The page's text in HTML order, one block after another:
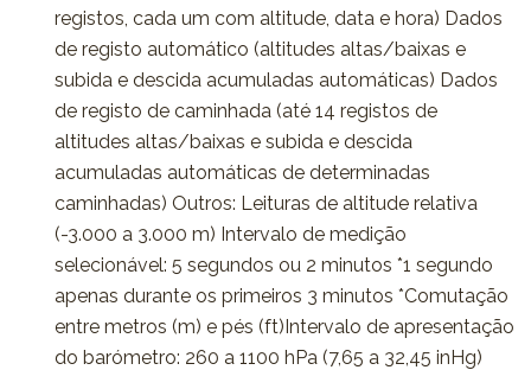
registos, cada um com altitude, data e hora) Dados
de registo automático (altitudes altas/baixas e
subida e descida acumuladas automáticas) Dados
de registo de caminhada (até 14 registos de
altitudes altas/baixas e subida e descida
acumuladas automáticas de determinadas
caminhadas) Outros: Leituras de altitude relativa
(-3.000 a 3.000 m) Intervalo de medição
selecionável: 5 segundos ou 2 minutos *1 segundo
apenas durante os primeiros 3 minutos *Comutação
entre metros (m) e pés (ft)Intervalo de apresentação
do barómetro: 260 a 1100 hPa (7,65 a 32,45 inHg)